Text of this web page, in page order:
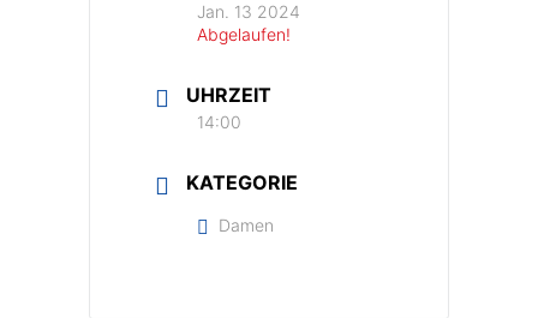
Jan. 13 2024
Abgelaufen!
UHRZEIT
14:00
KATEGORIE
Damen